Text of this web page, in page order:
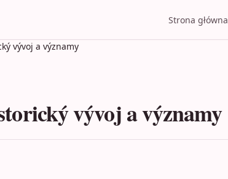
Strona główna
vývoj a významy
vývoj a významy